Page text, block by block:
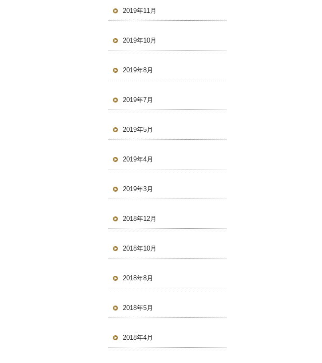
2019年11月
2019年10月
2019年8月
2019年7月
2019年5月
2019年4月
2019年3月
2018年12月
2018年10月
2018年8月
2018年5月
2018年4月